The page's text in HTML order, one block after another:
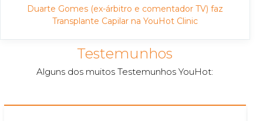
Duarte Gomes (ex-árbitro e comentador TV) faz
Transplante Capilar na YouHot Clinic
Testemunhos
Alguns dos muitos Testemunhos YouHot: